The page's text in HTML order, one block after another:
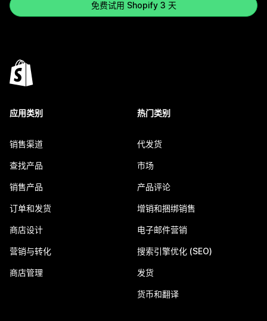
免费试用 Shopify 3 天
应用类别
销售渠道
查找产品
销售产品
订单和发货
商店设计
营销与转化
商店管理
热门类别
代发货
市场
产品评论
增销和捆绑销售
电子邮件营销
搜索引擎优化 (SEO)
发货
货币和翻译